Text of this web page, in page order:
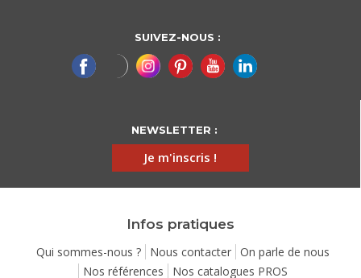
SUIVEZ-NOUS :
NEWSLETTER :
Je m'inscris !
Infos pratiques
Qui sommes-nous ? Nous contacter
On parle de nous
Nos références
Nos catalogues PROS